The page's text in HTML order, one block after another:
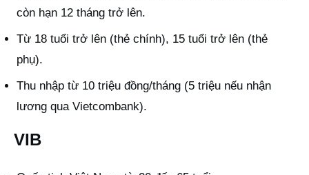
còn hạn 12 tháng trở lên.
Từ 18 tuổi trở lên (thẻ chính), 15 tuổi trở lên (thẻ
phụ).
Thu nhập từ 10 triệu đồng/tháng (5 triệu nếu nhận
lương qua Vietcombank).
VIB